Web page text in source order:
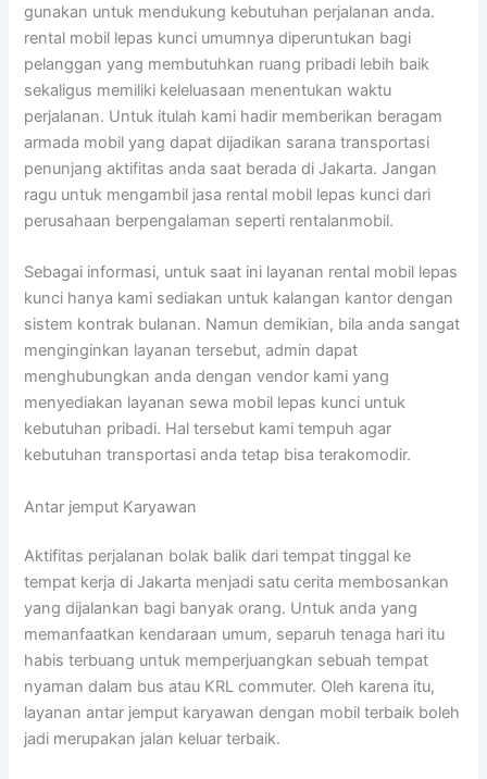
gunakan untuk mendukung kebutuhan perjalanan anda.
rental mobil lepas kunci umumnya diperuntukan bagi
pelanggan yang membutuhkan ruang pribadi lebih baik
sekaligus memiliki keleluasaan menentukan waktu
perjalanan. Untuk itulah kami hadir memberikan beragam
armada mobil yang dapat dijadikan sarana transportasi
penunjang aktifitas anda saat berada di Jakarta. Jangan
ragu untuk mengambil jasa rental mobil lepas kunci dari
perusahaan berpengalaman seperti rentalanmobil.
Sebagai informasi, untuk saat ini layanan rental mobil lepas
kunci hanya kami sediakan untuk kalangan kantor dengan
sistem kontrak bulanan. Namun demikian, bila anda sangat
menginginkan layanan tersebut, admin dapat
menghubungkan anda dengan vendor kami yang
menyediakan layanan sewa mobil lepas kunci untuk
kebutuhan pribadi. Hal tersebut kami tempuh agar
kebutuhan transportasi anda tetap bisa terakomodir.
Antar jemput Karyawan
Aktifitas perjalanan bolak balik dari tempat tinggal ke
tempat kerja di Jakarta menjadi satu cerita membosankan
yang dijalankan bagi banyak orang. Untuk anda yang
memanfaatkan kendaraan umum, separuh tenaga hari itu
habis terbuang untuk memperjuangkan sebuah tempat
nyaman dalam bus atau KRL commuter. Oleh karena itu,
layanan antar jemput karyawan dengan mobil terbaik boleh
jadi merupakan jalan keluar terbaik.